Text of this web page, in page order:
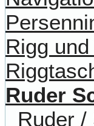
Rigg
Ruder
Ruder /